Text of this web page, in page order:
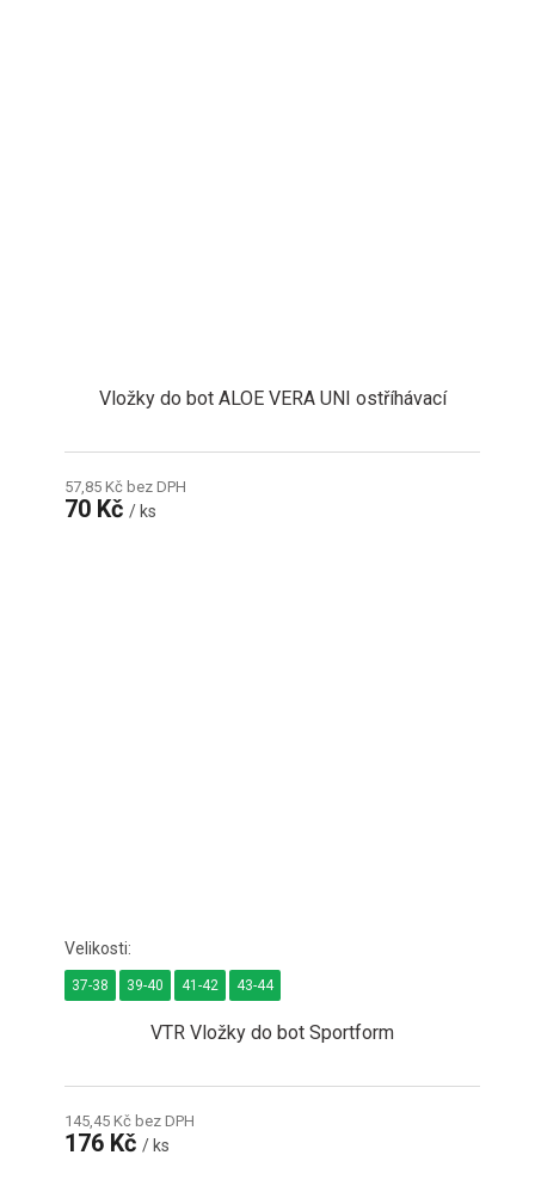
Vložky do bot ALOE VERA UNI ostříhávací
57,85 Kč bez DPH
70 Kč/ ks
VTR Vložky do bot Sportform
145,45 Kč bez DPH
176 Kč/ ks
37-38 39-40 41-42 43-44